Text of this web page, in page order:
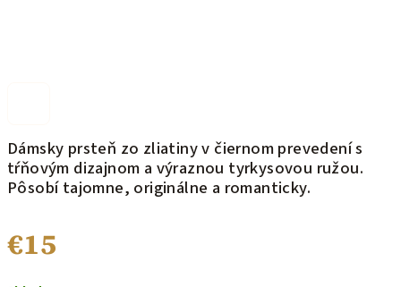
Dámsky prsteň zo zliatiny v čiernom prevedení s
tŕňovým dizajnom a výraznou tyrkysovou ružou.
Pôsobí tajomne, originálne a romanticky.
€15